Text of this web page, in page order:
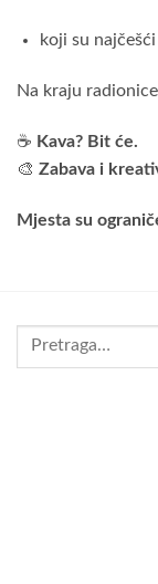
koji su najčešći
Na kraju
☕ Kava? Bit će.
🎨 Zabava i
Mjesta su